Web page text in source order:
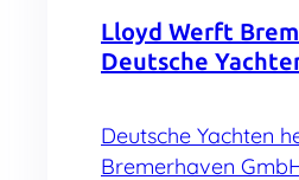
Lloyd Werft
Deutsche
Deutsche Yachten
Bremerhaven